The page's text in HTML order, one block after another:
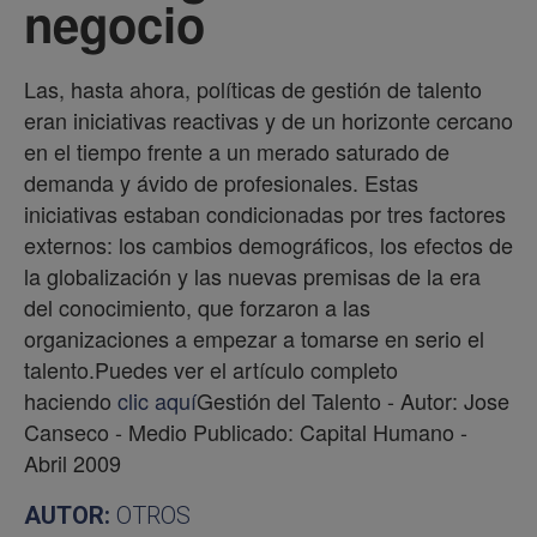
negocio
Las, hasta ahora, políticas de gestión de talento
eran iniciativas reactivas y de un horizonte cercano
en el tiempo frente a un merado saturado de
demanda y ávido de profesionales. Estas
iniciativas estaban condicionadas por tres factores
externos: los cambios demográficos, los efectos de
la globalización y las nuevas premisas de la era
del conocimiento, que forzaron a las
organizaciones a empezar a tomarse en serio el
talento.Puedes ver el artículo completo
haciendo clic aquíGestión del Talento - Autor: Jose
Canseco - Medio Publicado: Capital Humano -
Abril 2009
AUTOR: OTROS